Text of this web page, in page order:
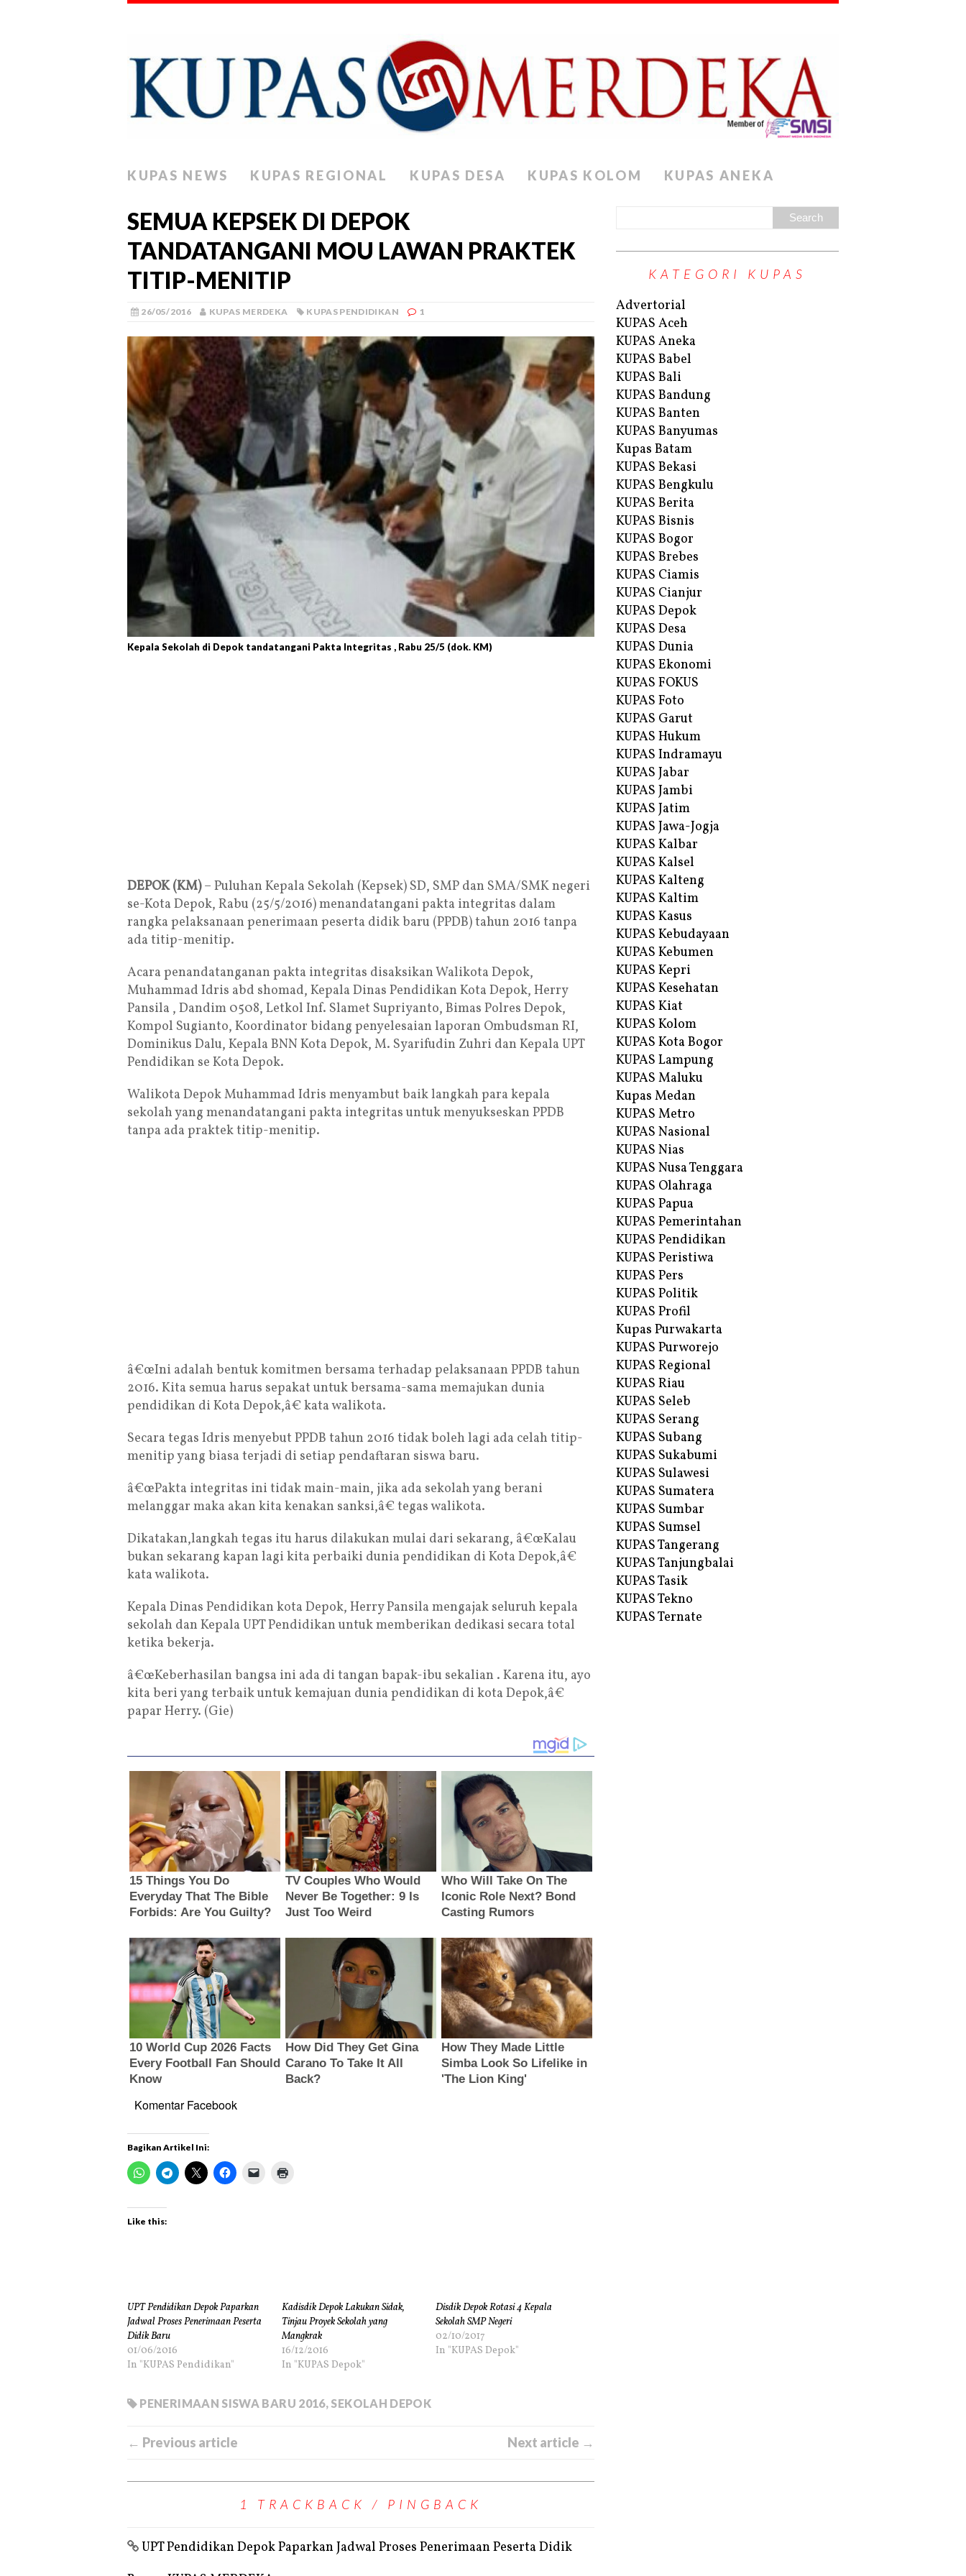
KUPAS NEWS KUPAS REGIONAL KUPAS DESA KUPAS KOLOM KUPAS ANEKA
SEMUA KEPSEK DI DEPOK
TANDATANGANI MOU LAWAN PRAKTEK
TITIP-MENITIP
26/05/2016 KUPAS MERDEKA KUPAS PENDIDIKAN 1
Kepala Sekolah di Depok tandatangani Pakta Integritas , Rabu 25/5 (dok. KM)
DEPOK (KM)– Puluhan Kepala Sekolah (Kepsek) SD, SMP dan SMA/SMK negeri
se-Kota Depok, Rabu (25/5/2016) menandatangani pakta integritas dalam
rangka pelaksanaan penerimaan peserta didik baru (PPDB) tahun 2016 tanpa
ada titip-menitip.
Acara penandatanganan pakta integritas disaksikan Walikota Depok,
Muhammad Idris abd shomad, Kepala Dinas Pendidikan Kota Depok, Herry
Pansila , Dandim 0508, Letkol Inf. Slamet Supriyanto, Bimas Polres Depok,
Kompol Sugianto, Koordinator bidang penyelesaian laporan Ombudsman RI,
Dominikus Dalu, Kepala BNN Kota Depok, M. Syarifudin Zuhri dan Kepala UPT
Pendidikan se Kota Depok.
Walikota Depok Muhammad Idris menyambut baik langkah para kepala
sekolah yang menandatangani pakta integritas untuk menyukseskan PPDB
tanpa ada praktek titip-menitip.
â€œIni adalah bentuk komitmen bersama terhadap pelaksanaan PPDB tahun
2016. Kita semua harus sepakat untuk bersama-sama memajukan dunia
pendidikan di Kota Depok,â€ kata walikota.
Secara tegas Idris menyebut PPDB tahun 2016 tidak boleh lagi ada celah titip-
menitip yang biasa terjadi di setiap pendaftaran siswa baru.
â€œPakta integritas ini tidak main-main, jika ada sekolah yang berani
melanggar maka akan kita kenakan sanksi,â€ tegas walikota.
Dikatakan,langkah tegas itu harus dilakukan mulai dari sekarang, â€œKalau
bukan sekarang kapan lagi kita perbaiki dunia pendidikan di Kota Depok,â€
kata walikota.
Kepala Dinas Pendidikan kota Depok, Herry Pansila mengajak seluruh kepala
sekolah dan Kepala UPT Pendidikan untuk memberikan dedikasi secara total
ketika bekerja.
â€œKeberhasilan bangsa ini ada di tangan bapak-ibu sekalian . Karena itu, ayo
kita beri yang terbaik untuk kemajuan dunia pendidikan di kota Depok,â€
papar Herry. (Gie)
Komentar Facebook
Bagikan Artikel Ini:
Like this:
UPT Pendidikan Depok Paparkan
Jadwal Proses Penerimaan Peserta
Didik Baru
01/06/2016
In "KUPAS Pendidikan"
Kadisdik Depok Lakukan Sidak,
Tinjau Proyek Sekolah yang
Mangkrak
16/12/2016
In "KUPAS Depok"
Disdik Depok Rotasi 4 Kepala
Sekolah SMP Negeri
02/10/2017
In "KUPAS Depok"
PENERIMAAN SISWA BARU 2016, SEKOLAH DEPOK
← Previous article Next article →
1 TRACKBACK / PINGBACK
UPT Pendidikan Depok Paparkan Jadwal Proses Penerimaan Peserta Didik
KATEGORI KUPAS
Advertorial
KUPAS Aceh
KUPAS Aneka
KUPAS Babel
KUPAS Bali
KUPAS Bandung
KUPAS Banten
KUPAS Banyumas
Kupas Batam
KUPAS Bekasi
KUPAS Bengkulu
KUPAS Berita
KUPAS Bisnis
KUPAS Bogor
KUPAS Brebes
KUPAS Ciamis
KUPAS Cianjur
KUPAS Depok
KUPAS Desa
KUPAS Dunia
KUPAS Ekonomi
KUPAS FOKUS
KUPAS Foto
KUPAS Garut
KUPAS Hukum
KUPAS Indramayu
KUPAS Jabar
KUPAS Jambi
KUPAS Jatim
KUPAS Jawa-Jogja
KUPAS Kalbar
KUPAS Kalsel
KUPAS Kalteng
KUPAS Kaltim
KUPAS Kasus
KUPAS Kebudayaan
KUPAS Kebumen
KUPAS Kepri
KUPAS Kesehatan
KUPAS Kiat
KUPAS Kolom
KUPAS Kota Bogor
KUPAS Lampung
KUPAS Maluku
Kupas Medan
KUPAS Metro
KUPAS Nasional
KUPAS Nias
KUPAS Nusa Tenggara
KUPAS Olahraga
KUPAS Papua
KUPAS Pemerintahan
KUPAS Pendidikan
KUPAS Peristiwa
KUPAS Pers
KUPAS Politik
KUPAS Profil
Kupas Purwakarta
KUPAS Purworejo
KUPAS Regional
KUPAS Riau
KUPAS Seleb
KUPAS Serang
KUPAS Subang
KUPAS Sukabumi
KUPAS Sulawesi
KUPAS Sumatera
KUPAS Sumbar
KUPAS Sumsel
KUPAS Tangerang
KUPAS Tanjungbalai
KUPAS Tasik
KUPAS Tekno
KUPAS Ternate